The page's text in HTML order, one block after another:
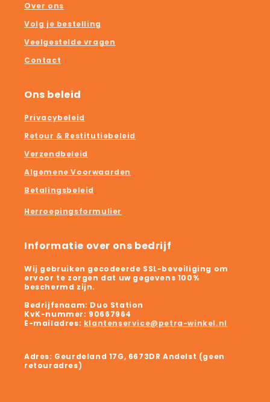
Over ons
Volg je bestelling
Veelgestelde vragen
Contact
Ons beleid
Privacybeleid
Retour & Restitutiebeleid
Verzendbeleid
Algemene Voorwaarden
Betalingsbeleid
Herroepingsformulier
Informatie over ons bedrijf
Wij gebruiken gecodeerde SSL-beveiliging om
ervoor te zorgen dat uw gegevens 100%
beschermd zijn.
Bedrijfsnaam: Duo Station
KvK-nummer: 90667964
E-mailadres: klantenservice@petra-winkel.nl
Adres: Geurdeland 17G, 6673DR Andelst (geen
retouradres)